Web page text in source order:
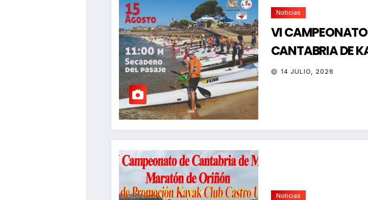
Noticias
VI
CANTABRIA DE
DE MAR
14 JULIO, 2026
Noticias